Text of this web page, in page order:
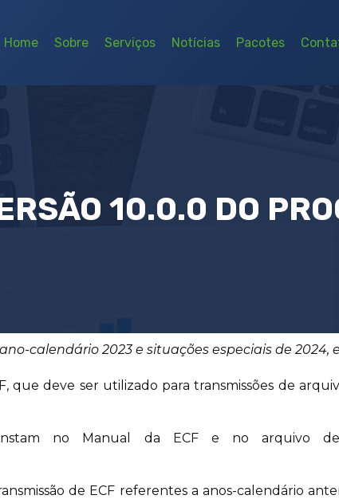
Home Sobre Serviços Notícias Pacotes
10.0.0 DO
calendário 2023 e situações especiais de 2024,
que deve ser utilizado para transmissões de
no Manual da ECF e no arquivo de
de ECF referentes a anos-calendário